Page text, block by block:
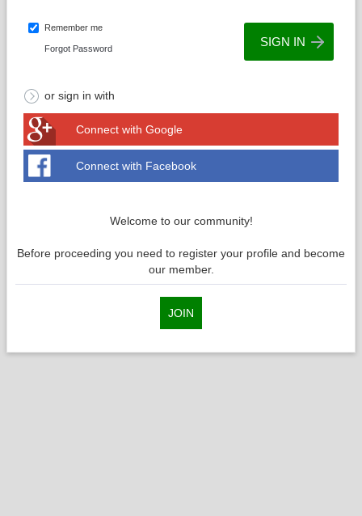
Remember me
Forgot Password
or sign in with
Connect with Google
Connect with Facebook
Welcome to our community!
Before proceeding you need to register your profile and become
our member.
JOIN